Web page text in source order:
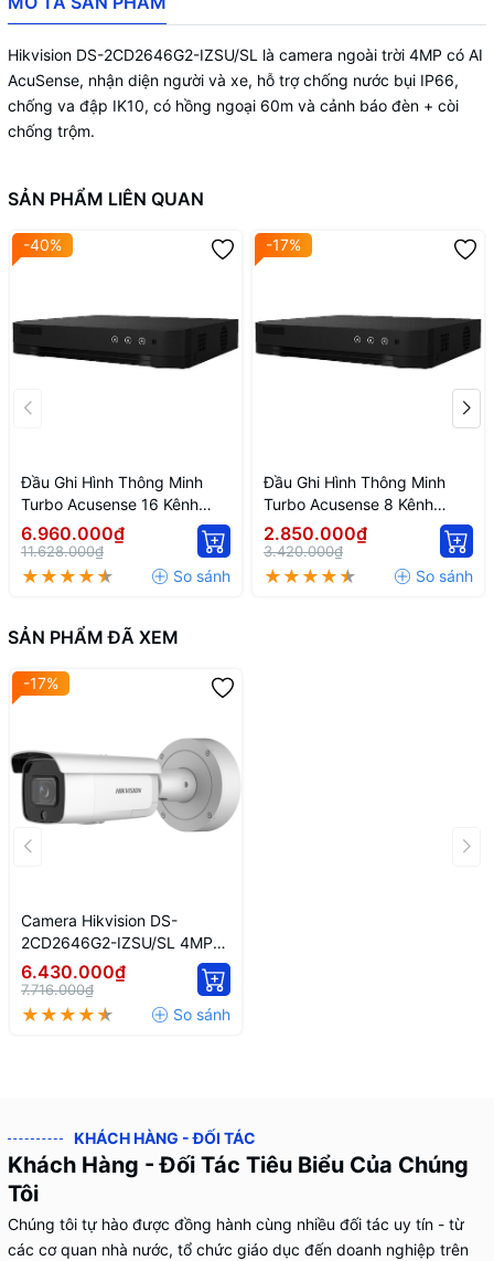
Hikvision DS-2CD2646G2-IZSU/SL là camera ngoài trời 4MP có AI
AcuSense, nhận diện người và xe, hỗ trợ chống nước bụi IP66,
chống va đập IK10, có hồng ngoại 60m và cảnh báo đèn + còi
chống trộm.
SẢN PHẨM LIÊN QUAN
-40%
Đầu Ghi Hình Thông Minh
Turbo Acusense 16 Kênh
Hikvision IDS-7216HQHI-
M1/FA
6.960.000₫
11.628.000₫
-17%
Đầu Ghi Hình Thông Minh
Turbo Acusense 8 Kênh
Hikvision IDS-7208HQHI-
M1/FA
2.850.000₫
3.420.000₫
SẢN PHẨM ĐÃ XEM
-17%
Camera Hikvision DS-
2CD2646G2-IZSU/SL 4MP
Ngoài Trời
6.430.000₫
7.716.000₫
KHÁCH HÀNG - ĐỐI TÁC
Khách Hàng - Đối Tác Tiêu Biểu Của Chúng
Tôi
Chúng tôi tự hào được đồng hành cùng nhiều đối tác uy tín - từ
các cơ quan nhà nước, tổ chức giáo dục đến doanh nghiệp trên